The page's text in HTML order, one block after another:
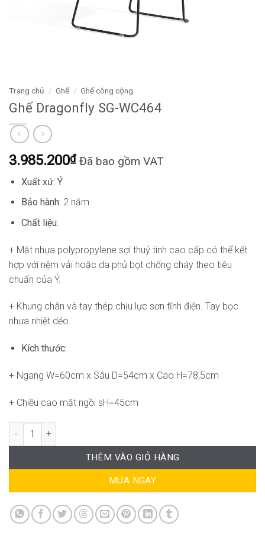
Trang chủ / Ghế / Ghế công cộng
Ghế Dragonfly SG-WC464
3.985.200₫ Đã bao gồm VAT
Xuất xứ: Ý
Bảo hành: 2 năm
Chất liệu:
+ Mặt nhựa polypropylene sợi thuỷ tinh cao cấp có thể kết
hợp với nệm vải hoặc da phủ bọt chống cháy theo tiêu
chuẩn của Ý.
+ Khung chân và tay thép chịu lực sơn tĩnh điện. Tay bọc
nhựa nhiệt dẻo.
Kích thước:
+ Ngang W=60cm x Sâu D=54cm x Cao H=78,5cm
+ Chiều cao mặt ngồi sH=45cm
Ghế Dragonfly SG-WC464 số lượng
THÊM VÀO GIỎ HÀNG
MUA NGAY